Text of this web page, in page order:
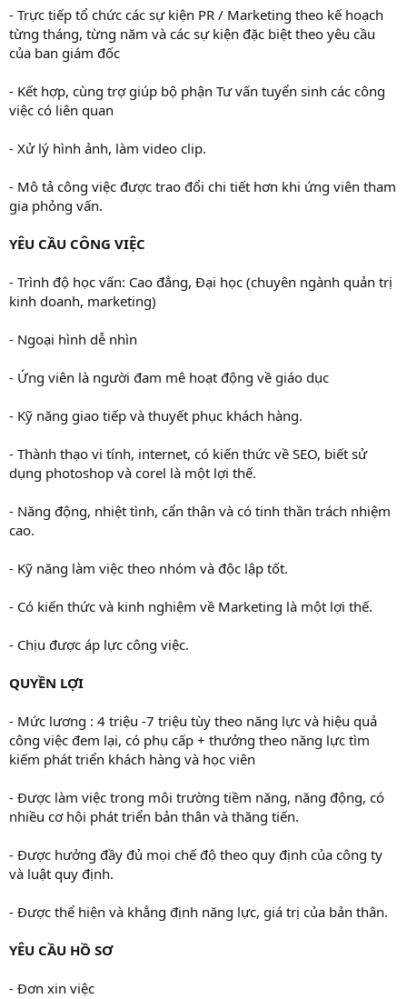
- Trực tiếp tổ chức các sự kiện PR / Marketing theo kế hoạch
từng tháng, từng năm và các sự kiện đặc biệt theo yêu cầu
của ban giám đốc
- Kết hợp, cùng trợ giúp bộ phận Tư vấn tuyển sinh các công
việc có liên quan
- Xử lý hình ảnh, làm video clip.
- Mô tả công việc được trao đổi chi tiết hơn khi ứng viên tham
gia phỏng vấn.
YÊU CẦU CÔNG VIỆC
- Trình độ học vấn: Cao đẳng, Đại học (chuyên ngành quản trị
kinh doanh, marketing)
- Ngoại hình dễ nhìn
- Ứng viên là người đam mê hoạt động về giáo dục
- Kỹ năng giao tiếp và thuyết phục khách hàng.
- Thành thạo vi tính, internet, có kiến thức về SEO, biết sử
dụng photoshop và corel là một lợi thế.
- Năng động, nhiệt tình, cẩn thận và có tinh thần trách nhiệm
cao.
- Kỹ năng làm việc theo nhóm và độc lập tốt.
- Có kiến thức và kinh nghiệm về Marketing là một lợi thế.
- Chịu được áp lực công việc.
QUYỀN LỢI
- Mức lương : 4 triệu -7 triệu tùy theo năng lực và hiệu quả
công việc đem lại, có phụ cấp + thưởng theo năng lực tìm
kiếm phát triển khách hàng và học viên
- Được làm việc trong môi trường tiềm năng, năng động, có
nhiều cơ hội phát triển bản thân và thăng tiến.
- Được hưởng đầy đủ mọi chế độ theo quy định của công ty
và luật quy định.
- Được thể hiện và khẳng định năng lực, giá trị của bản thân.
YÊU CẦU HỒ SƠ
- Đơn xin việc